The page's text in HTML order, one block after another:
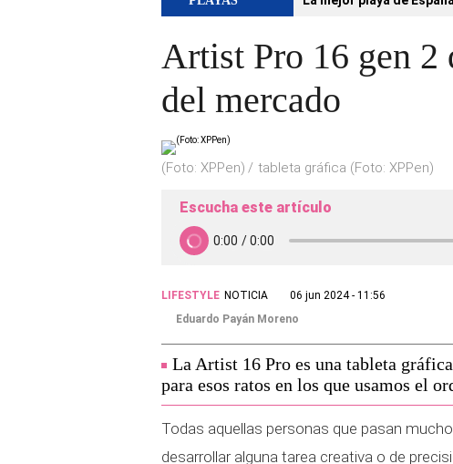
Artist Pro 16 gen 2
del mercado
(Foto: XPPen) tableta gráfica (Foto: XPPen)
Escucha este artículo
LIFESTYLE NOTICIA
06 jun 2024 - 11:56
Eduardo Payán Moreno
La Artist 16 Pro es una tableta
para esos ratos en los que usamos el
Todas aquellas personas que pasan
desarrollar alguna tarea creativa o de